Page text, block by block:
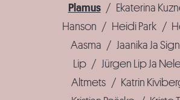
Plamus / Ekaterina
Hanson
/ Heidi Park /
Aasma
/ Jaanika Ja
Lip / Jürgen Lip Ja
Altmets
/ Katrin